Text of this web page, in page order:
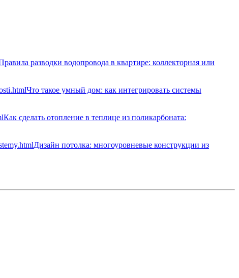
разводки водопровода в квартире: коллекторная или
Что такое умный дом: как интегрировать системы
Как сделать отопление в теплице из поликарбоната:
Дизайн потолка: многоуровневые конструкции из